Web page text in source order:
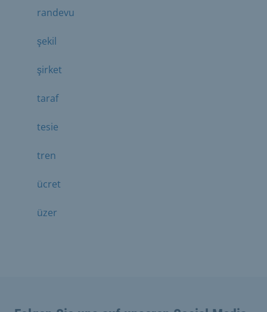
randevu
şekil
şirket
taraf
tesie
tren
ücret
üzer